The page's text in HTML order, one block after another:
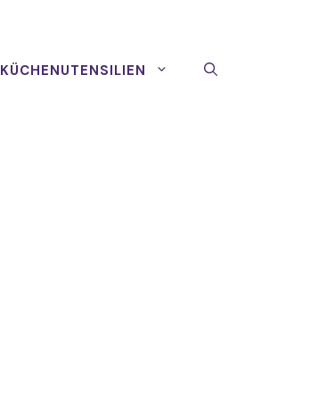
KÜCHENUTENSILIEN